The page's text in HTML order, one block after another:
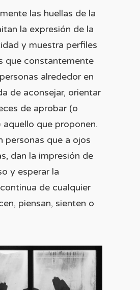
las huellas de la
la expresión de la
y muestra perfiles
que constantemente
alrededor en
de aconsejar, orientar
de aprobar (o
aquello que proponen.
personas que a ojos
dan la impresión de
y esperar la
de cualquier
piensan, sienten o